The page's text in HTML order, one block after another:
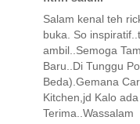
Salam kenal teh
buka. So
ambil..Semoga
Baru..Di Tunggu
Beda).Gemana
Kitchen,jd Kalo
Terima..Wassalam